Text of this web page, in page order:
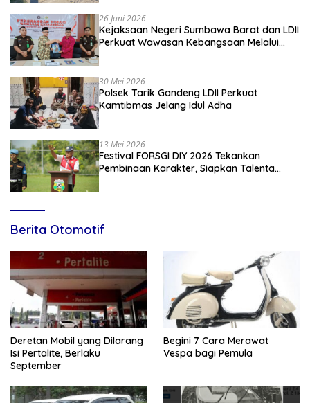
26 Juni 2026
Kejaksaan Negeri Sumbawa Barat dan LDII
Perkuat Wawasan Kebangsaan Melalui
30 Mei 2026
Polsek Tarik Gandeng LDII Perkuat
Kamtibmas Jelang Idul Adha
13 Mei 2026
Festival FORSGI DIY 2026 Tekankan
Pembinaan Karakter, Siapkan Talenta
Berita Otomotif
Deretan Mobil yang Dilarang
Isi Pertalite, Berlaku
September
Begini 7 Cara Merawat
Vespa bagi Pemula